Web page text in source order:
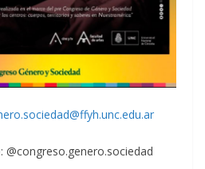
@congreso.genero.sociedad